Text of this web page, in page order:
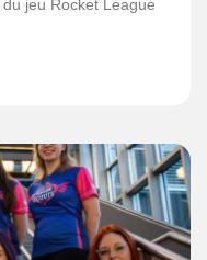
jeu Rocket League